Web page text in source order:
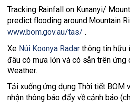
Tracking Rainfall on Kunanyi/
predict flooding around Mountain
www.bom.gov.au/tas/ .
Xe Núi Koonya Radar thông tin hữu
đâu có mưa lớn và có sẵn trên ứng
Weather.
Tải xuống ứng dụng Thời tiết BOM
nhận thông báo đẩy về cảnh báo